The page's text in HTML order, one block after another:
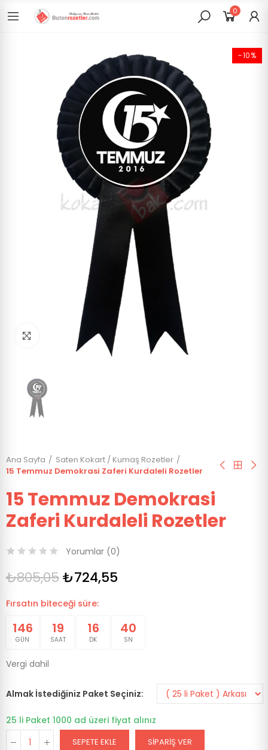
0
-10%
Click to enlarge
Ana Sayfa
Saten Kokart / Kumaş Rozetler
15 Temmuz Demokrasi Zaferi Kurdaleli Rozetler
15 Temmuz Demokrasi
Zaferi Kurdaleli Rozetler
Yorumlar (0)
₺805,05₺724,55
Fırsatın biteceği süre:
146
GÜN
19
SAAT
16
DK
39
SN
Vergi dahil
Almak İstediğiniz Paket Seçiniz
25 li Paket 1000 ad üzeri fiyat alınız
SEPETE EKLE SIPARIŞ VER